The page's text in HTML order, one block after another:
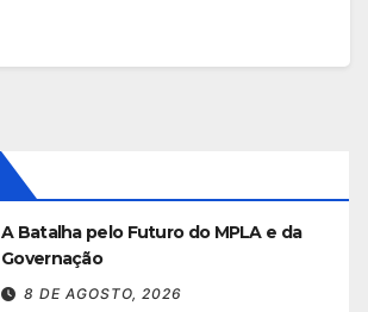
A Batalha pelo Futuro do MPLA e da
Governação
8 DE AGOSTO, 2026